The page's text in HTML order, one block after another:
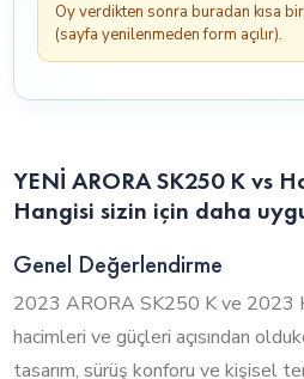
Oy verdikten sonra buradan kısa
(sayfa yenilenmeden form açılır).
YENİ ARORA SK250 K vs
Hangisi sizin için daha
Genel Değerlendirme
2023 ARORA SK250 K ve 2023
hacimleri ve güçleri açısından
tasarım, sürüş konforu ve kişisel